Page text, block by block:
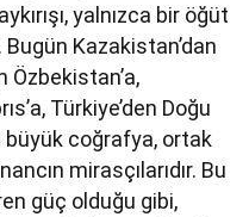
yalnızca bir öğüt
Kazakistan’dan
Özbekistan’a,
Türkiye’den Doğu
büyük coğrafya, ortak
mirasçılarıdır. Bu
güç olduğu gibi,